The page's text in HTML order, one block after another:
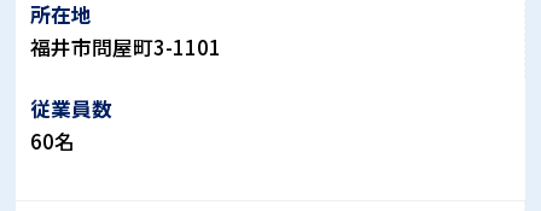
福井市問屋町3-1101
60名